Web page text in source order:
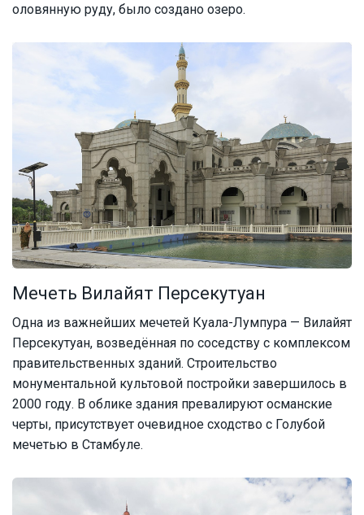
оловянную руду, было создано озеро.
Мечеть Вилайят Персекутуан
Одна из важнейших мечетей Куала-Лумпура — Вилайят
Персекутуан, возведённая по соседству с комплексом
правительственных зданий. Строительство
монументальной культовой постройки завершилось в
2000 году. В облике здания превалируют османские
черты, присутствует очевидное сходство с Голубой
мечетью в Стамбуле.